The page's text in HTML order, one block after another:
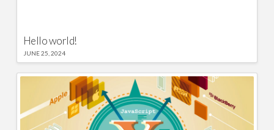
Hello world!
JUNE 25, 2024